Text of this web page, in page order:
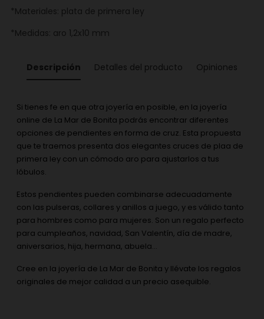
*Materiales: plata de primera ley
*Medidas: aro 1,2x10 mm
Descripción Detalles del producto Opiniones
Si tienes fe en que otra joyería en posible, en la joyería
online de La Mar de Bonita podrás encontrar diferentes
opciones de pendientes en forma de cruz. Esta propuesta
que te traemos presenta dos elegantes cruces de plaa de
primera ley con un cómodo aro para ajustarlos a tus
lóbulos.
Estos pendientes pueden combinarse adecuadamente
con las pulseras, collares y anillos a juego, y es válido tanto
para hombres como para mujeres. Son un regalo perfecto
para cumpleaños, navidad, San Valentín, día de madre,
aniversarios, hija, hermana, abuela...
Cree en la joyería de La Mar de Bonita y llévate los regalos
originales de mejor calidad a un precio asequible.